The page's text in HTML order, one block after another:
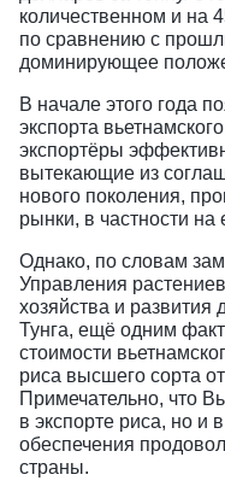
количественном и на
по сравнению с
доминирующее
В начале этого года
экспорта
экспортёры
вытекающие из
нового поколения,
рынки, в частности
Однако, по словам
Управления
хозяйства и
Тунга, ещё одним
стоимости
риса высшего сорта
Примечательно, что
в экспорте риса, но и
обеспечения
страны.